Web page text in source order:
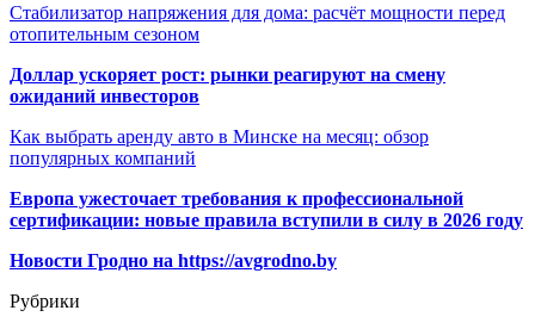
Стабилизатор напряжения для дома: расчёт мощности перед
отопительным сезоном
Доллар ускоряет рост: рынки реагируют на смену
ожиданий инвесторов
Как выбрать аренду авто в Минске на месяц: обзор
популярных компаний
Европа ужесточает требования к профессиональной
сертификации: новые правила вступили в силу в 2026 году
Новости Гродно на https://avgrodno.by
Рубрики